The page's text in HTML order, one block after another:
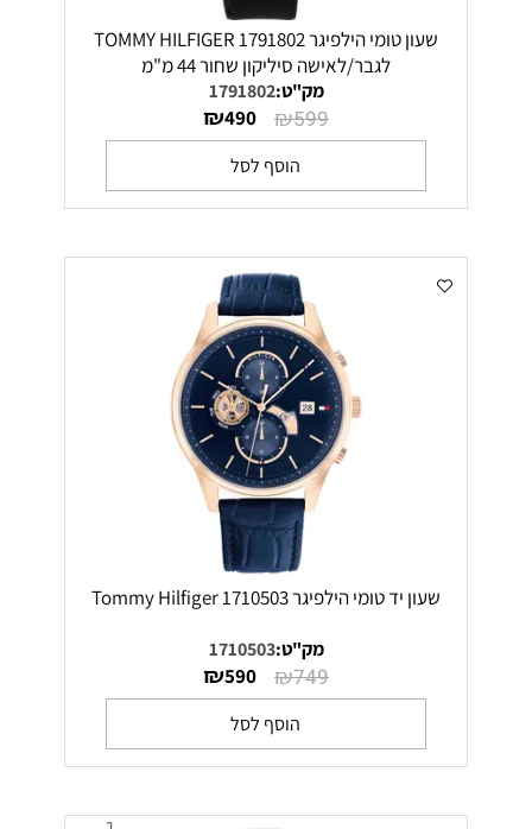
שעון טומי הילפיגר 1791802 TOMMY HILFIGER
לגבר/לאישה סיליקון שחור 44 מ"מ
מק"ט:1791802
₪599
₪490
הוסף לסל
שעון יד טומי הילפיגר Tommy Hilfiger 1710503
מק"ט:1710503
₪749
₪590
הוסף לסל